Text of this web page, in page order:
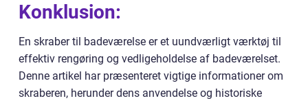
Konklusion:
En skraber til badeværelse er et uundværligt værktøj til
effektiv rengøring og vedligeholdelse af badeværelset.
Denne artikel har præsenteret vigtige informationer om
skraberen, herunder dens anvendelse og historiske